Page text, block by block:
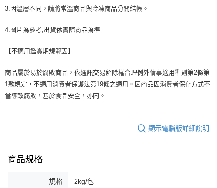
3.因溫層不同，請將常溫商品與冷凍商品分開結帳。
4.圖片為參考,出貨依實際商品為準
【不適用鑑賞期規範因】
商品屬於易於腐敗商品，依通訊交易解除權合理例外情事適用準則第2條第
1款規定，不適用消費者保護法第19條之適用。因商品因消費者保存方式不
當導致腐敗，基於食品安全，亦同。
顯示電腦版詳細說明
商品規格
規格 2kg/包